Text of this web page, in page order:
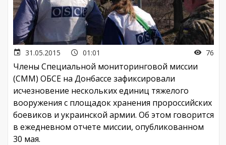
31.05.2015 01:01 76
Члены Специальной мониторинговой миссии
(СММ) ОБСЕ на Донбассе зафиксировали
исчезновение нескольких единиц тяжелого
вооружения с площадок хранения пророссийских
боевиков и украинской армии. Об этом говорится
в ежедневном отчете миссии, опубликованном
30 мая.